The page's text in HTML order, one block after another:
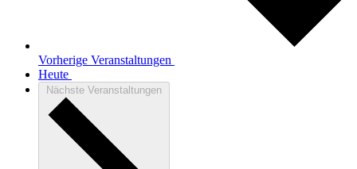
Vorherige Veranstaltungen
Heute
Nächste Veranstaltungen